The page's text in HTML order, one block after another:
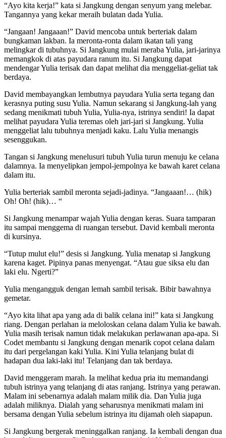
“Ayo kita kerja!” kata si Jangkung dengan senyum yang melebar.
Tangannya yang kekar meraih bulatan dada Yulia.
“Jangaan! Jangaaan!” David mencoba untuk berteriak dalam
bungkaman lakban. Ia meronta-ronta dalam ikatan tali yang
melingkar di tubuhnya. Si Jangkung mulai meraba Yulia, jari-jarinya
memangkok di atas payudara ranum itu. Si Jangkung dapat
mendengar Yulia terisak dan dapat melihat dia menggeliat-geliat tak
berdaya.
David membayangkan lembutnya payudara Yulia serta tegang dan
kerasnya puting susu Yulia. Namun sekarang si Jangkung-lah yang
sedang menikmati tubuh Yulia, Yulia-nya, istrinya sendiri! Ia dapat
melihat payudara Yulia teremas oleh jari-jari si Jangkung. Yulia
menggeliat lalu tubuhnya menjadi kaku. Lalu Yulia menangis
sesenggukan.
Tangan si Jangkung menelusuri tubuh Yulia turun menuju ke celana
dalamnya. Ia menyelipkan jempol-jempolnya ke bawah karet celana
dalam itu.
Yulia berteriak sambil meronta sejadi-jadinya. “Jangaaan!… (hik)
Oh! Oh! (hik)… “
Si Jangkung menampar wajah Yulia dengan keras. Suara tamparan
itu sampai menggema di ruangan tersebut. David kembali meronta
di kursinya.
“Tutup mulut elu!” desis si Jangkung. Yulia menatap si Jangkung
karena kaget. Pipinya panas menyengat. “Atau gue siksa elu dan
laki elu. Ngerti?”
Yulia mengangguk dengan lemah sambil terisak. Bibir bawahnya
gemetar.
“Ayo kita lihat apa yang ada di balik celana ini!” kata si Jangkung
riang. Dengan perlahan ia meloloskan celana dalam Yulia ke bawah.
Yulia masih terisak namun tidak melakukan perlawanan apa-apa. Si
Codet membantu si Jangkung dengan menarik copot celana dalam
itu dari pergelangan kaki Yulia. Kini Yulia telanjang bulat di
hadapan dua laki-laki itu! Telanjang dan tak berdaya.
David menggeram marah. Ia melihat kedua pria itu memandangi
tubuh istrinya yang telanjang di atas ranjang. Istrinya yang perawan.
Malam ini sebenarnya adalah malam milik dia. Dan Yulia juga
adalah miliknya. Dialah yang seharusnya menikmati malam ini
bersama dengan Yulia sebelum istrinya itu dijamah oleh siapapun.
Si Jangkung bergerak meninggalkan ranjang. Ia kembali dengan dua